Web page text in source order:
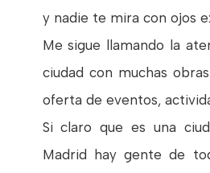
y nadie te mira con ojos
Me sigue llamando la
ciudad con muchas
oferta de eventos,
Si claro que es una
Madrid hay gente de